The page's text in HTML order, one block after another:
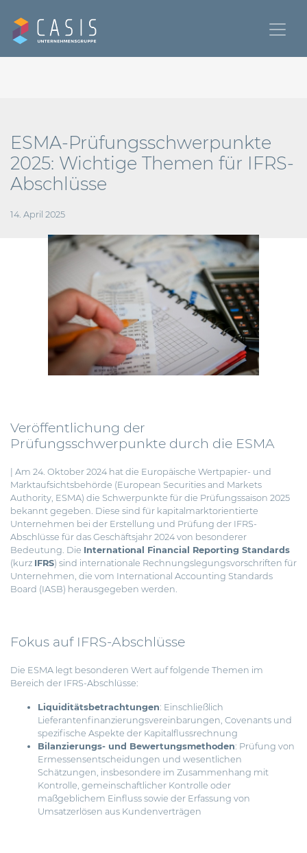
ESMA-Prüfungsschwerpunkte
2025: Wichtige Themen für IFRS-
Abschlüsse
14. April 2025
Veröffentlichung der
Prüfungsschwerpunkte durch die ESMA
| Am 24. Oktober 2024 hat die Europäische Wertpapier- und
Marktaufsichtsbehörde (European Securities and Markets
Authority, ESMA) die Schwerpunkte für die Prüfungssaison 2025
bekannt gegeben. Diese sind für kapitalmarktorientierte
Unternehmen bei der Erstellung und Prüfung der IFRS-
Abschlüsse für das Geschäftsjahr 2024 von besonderer
Bedeutung. Die International Financial Reporting Standards
(kurz IFRS) sind internationale Rechnungslegungsvorschriften für
Unternehmen, die vom International Accounting Standards
Board (IASB) herausgegeben werden.
Fokus auf IFRS-Abschlüsse
Die ESMA legt besonderen Wert auf folgende Themen im
Bereich der IFRS-Abschlüsse:
Liquiditätsbetrachtungen: Einschließlich
Lieferantenfinanzierungsvereinbarungen, Covenants und
spezifische Aspekte der Kapitalflussrechnung
Bilanzierungs- und Bewertungsmethoden: Prüfung von
Ermessensentscheidungen und wesentlichen
Schätzungen, insbesondere im Zusammenhang mit
Kontrolle, gemeinschaftlicher Kontrolle oder
maßgeblichem Einfluss sowie der Erfassung von
Umsatzerlösen aus Kundenverträgen